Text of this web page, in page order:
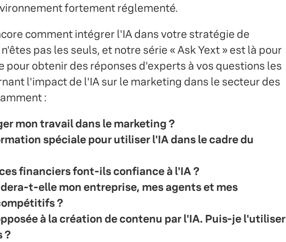
fortement réglementé.
comment intégrer l'IA dans votre stratégie de
pas les seuls, et notre série « Ask Yext » est là pour
pour obtenir des réponses d'experts à vos questions les
l'impact de l'IA sur le marketing dans le secteur des
:
mon travail dans le marketing ?
spéciale pour utiliser l'IA dans le cadre du
financiers font-ils confiance à l'IA ?
t-elle mon entreprise, mes agents et mes
?
à la création de contenu par l'IA. Puis-je l'utiliser
?